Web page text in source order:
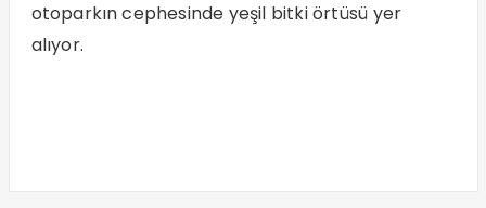
otoparkın cephesinde yeşil bitki örtüsü yer
alıyor.